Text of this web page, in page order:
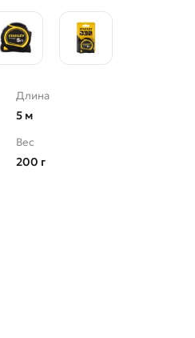
Длина
5 м
Вес
200 г